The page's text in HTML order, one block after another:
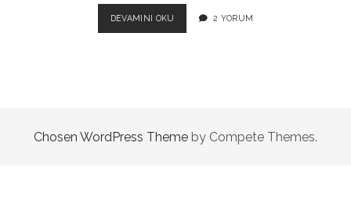
DEVAMINI OKU TARIHIN
KARARTILDIĞI
2 YORUM
Chosen WordPress Theme by Compete Themes.